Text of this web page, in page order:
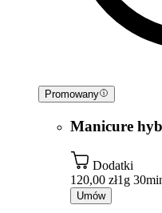
Promowany
Manicure
Dodatki
120,00 zł1g
Umów